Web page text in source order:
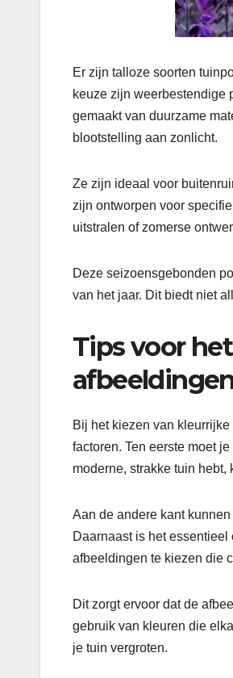
Er zijn talloze soorten
keuze zijn weerbestendige
gemaakt van duurzame
blootstelling aan zonlicht.
Ze zijn ideaal voor
zijn ontworpen voor
uitstralen of zomerse
Deze seizoensgebonden
van het jaar. Dit biedt niet
Tips voor
Bij het kiezen van
factoren. Ten eerste moet
moderne, strakke tuin
Aan de andere kant
Daarnaast is het
afbeeldingen te kiezen die
Dit zorgt ervoor dat de
gebruik van kleuren die
je tuin vergroten.